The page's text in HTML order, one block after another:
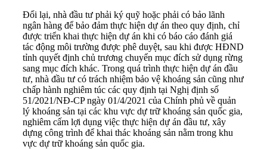
Đổi lại, nhà đầu tư phải ký quỹ hoặc phải có bảo lãnh
ngân hàng để bảo đảm thực hiện dự án theo quy định, chỉ
được triển khai thực hiện dự án khi có báo cáo đánh giá
tác động môi trường được phê duyệt, sau khi được HĐND
tỉnh quyết định chủ trương chuyển mục đích sử dụng rừng
sang mục đích khác. Trong quá trình thực hiện dự án đầu
tư, nhà đầu tư có trách nhiệm bảo vệ khoáng sản cũng như
chấp hành nghiêm túc các quy định tại Nghị định số
51/2021/NĐ-CP ngày 01/4/2021 của Chính phủ về quản
lý khoáng sản tại các khu vực dự trữ khoáng sản quốc gia,
nghiêm cấm lợi dụng việc thực hiện dự án đầu tư, xây
dựng công trình để khai thác khoáng sản nằm trong khu
vực dự trữ khoáng sản quốc gia.